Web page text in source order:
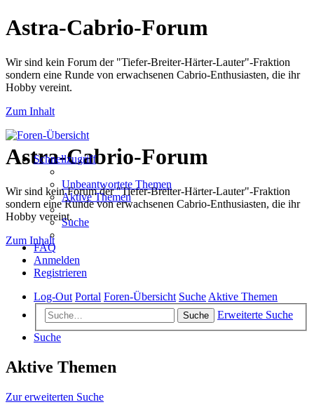
Astra-Cabrio-Forum
Wir sind kein Forum der "Tiefer-Breiter-Härter-Lauter"-Fraktion
sondern eine Runde von erwachsenen Cabrio-Enthusiasten, die ihr
Hobby vereint.
Zum Inhalt
Astra-Cabrio-Forum
Wir sind kein Forum der "Tiefer-Breiter-Härter-Lauter"-Fraktion
sondern eine Runde von erwachsenen Cabrio-Enthusiasten, die ihr
Hobby vereint.
Zum Inhalt
Schnellzugriff
Unbeantwortete Themen
Aktive Themen
Suche
FAQ
Anmelden
Registrieren
Log-Out Portal Foren-Übersicht Suche Aktive Themen
Suche
Erweiterte Suche
Suche
Aktive Themen
Zur erweiterten Suche